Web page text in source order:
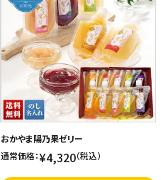
おかやま陽乃果ゼリー
通常価格：¥4,320（税込）